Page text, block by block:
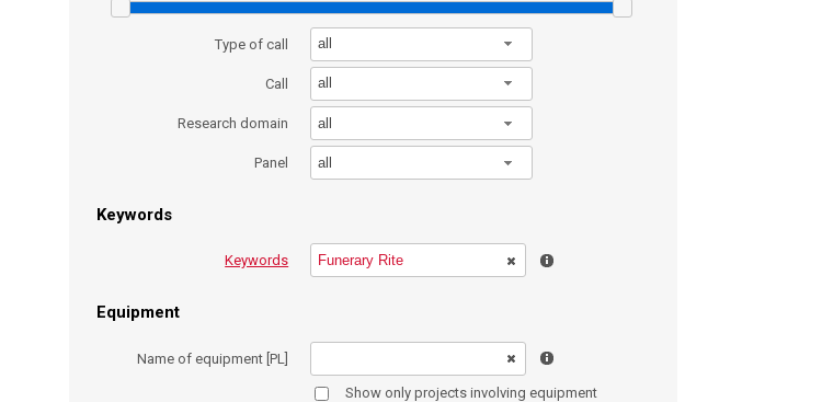
Type of call all
Call all
Research domain all
Panel all
Keywords
Keywords
Equipment
Name of equipment [PL]
Show only projects involving equipment